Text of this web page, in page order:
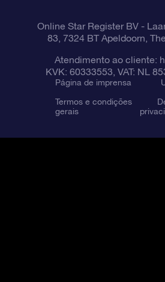
Online Star Register BV-
83, 7324 BT Apeldoorn,
Atendimento ao cliente:
KVK: 60333553, VAT: NL
Página de imprensa
Termos e condições
gerais